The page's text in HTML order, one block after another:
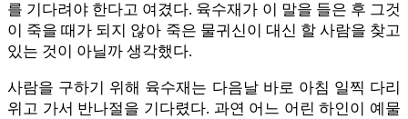
를 기다려야 한다고 여겼다. 육수재가 이 말을 들은 후 그것
이 죽을 때가 되지 않아 죽은 물귀신이 대신 할 사람을 찾고
있는 것이 아닐까 생각했다.
사람을 구하기 위해 육수재는 다음날 바로 아침 일찍 다리
위고 가서 반나절을 기다렸다. 과연 어느 어린 하인이 예물